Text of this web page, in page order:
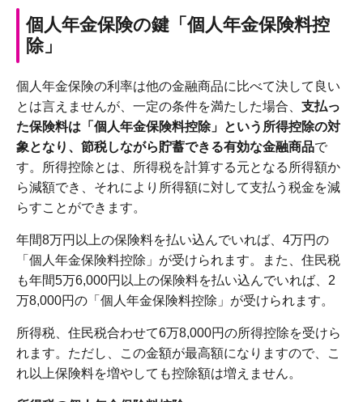
個人年金保険の鍵「個人年金保険料控
除」
個人年金保険の利率は他の金融商品に比べて決して良い
とは言えませんが、一定の条件を満たした場合、 支払っ
た保険料は「個人年金保険料控除」という所得控除の対
象となり、節税しながら貯蓄できる有効な金融商品で
す。所得控除とは、所得税を計算する元となる所得額か
ら減額でき、それにより所得額に対して支払う税金を減
らすことができます。
年間8万円以上の保険料を払い込んでいれば、4万円の
「個人年金保険料控除」が受けられます。また、住民税
も年間5万6,000円以上の保険料を払い込んでいれば、2
万8,000円の「個人年金保険料控除」が受けられます。
所得税、住民税合わせて6万8,000円の所得控除を受けら
れます。ただし、この金額が最高額になりますので、こ
れ以上保険料を増やしても控除額は増えません。